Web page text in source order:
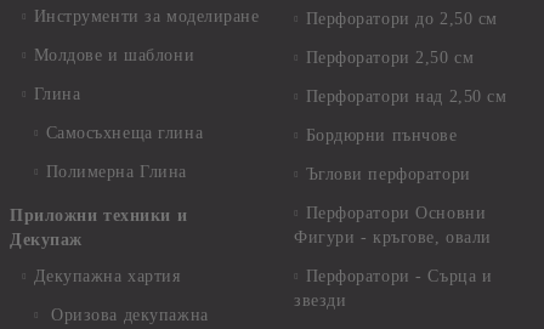
Инструменти за моделиране
Молдове и шаблони
Глина
Самосъхнеща глина
Полимерна Глина
Приложни техники и
Декупаж
Декупажна хартия
Оризова декупажна
Перфоратори до 2,50 см
Перфоратори 2,50 см
Перфоратори над 2,50 см
Бордюрни пънчове
Ъглови перфоратори
Перфоратори Основни
Фигури - кръгове, овали
Перфоратори - Сърца и
звезди